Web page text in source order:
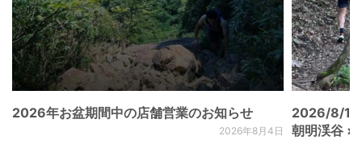
2026年お盆期間中の店舗営業のお知らせ
2026年8月4日
2026/8/
朝明渓谷 ×